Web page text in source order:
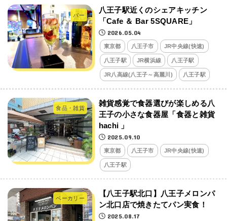
バー
八王子駅近くのシェアキッチン
「Cafe ＆ Bar 5SQUARE」
2026.05.04
東京都 八王子市 JR中央線(快速)
八王子駅 JR横浜線 八王子駅
JR八高線(八王子～高麗川) 八王子駅
食品・雑貨
雑貨感覚で食器選びが楽しめる八
王子の小さな食器屋「食器と雑貨
hachi 」
2025.09.10
東京都 八王子市 JR中央線(快速)
八王子駅
ベーカリー
【八王子駅北口】八王子メロンパ
ン北口店で焼きたてパン実食！
2025.08.17